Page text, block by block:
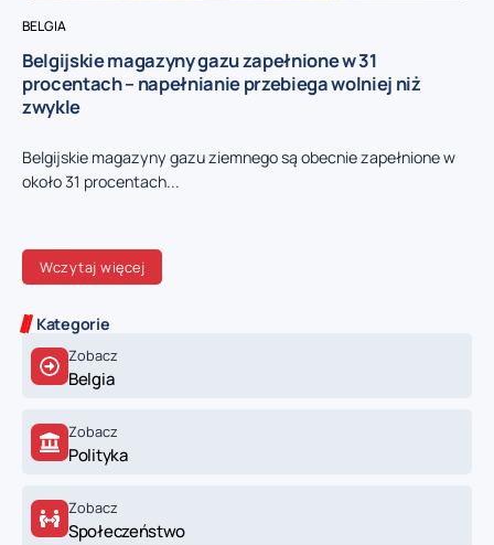
Kategorie
Zobacz
Belgia
Zobacz
Polityka
Zobacz
Społeczeństwo
BELGIA
Belgijskie magazyny gazu zapełnione w 31
procentach – napełnianie przebiega wolniej niż
zwykle
Belgijskie magazyny gazu ziemnego są obecnie zapełnione w
około 31 procentach...
Wczytaj więcej